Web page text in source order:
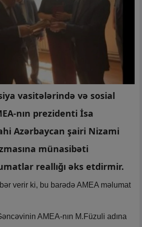
vasitələrində və sosial
nın prezidenti İsa
Azərbaycan şairi Nizami
münasibəti
reallığı əks etdirmir.
verir ki, bu barədə AMEA məlumat
AMEA-nın M.Füzuli adına